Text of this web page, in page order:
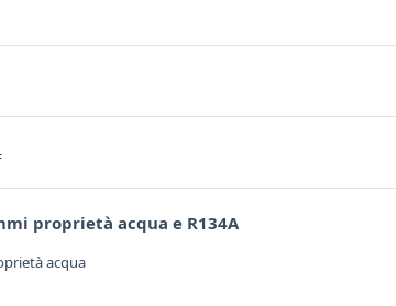
proprietà acqua e R134AURL
acqua